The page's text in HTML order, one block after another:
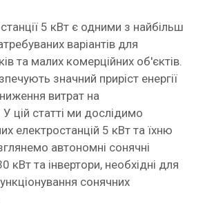
5 кВт є одними з найбільш
варіантів для
та малих комерційних об'єктів.
значний приріст енергії
витрат на
цій статті ми дослідимо
електростанцій 5 кВт та їхню
автономні сонячні
кВт та інвертори, необхідні для
сонячних